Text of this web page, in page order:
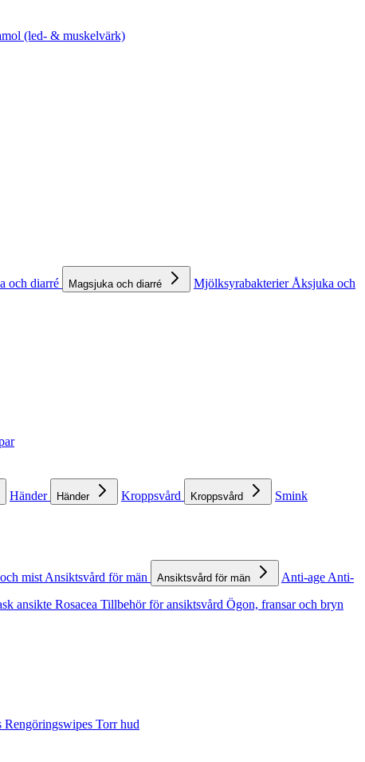
(led- & muskelvärk)
och diarré Magsjuka och diarré Mjölksyrabakterier Åksjuka och
Händer Händer Kroppsvård Kroppsvård Smink
mist Ansiktsvård för män Ansiktsvård för män Anti-age Anti-
ansikte Rosacea Tillbehör för ansiktsvård Ögon, fransar och bryn
Rengöringswipes Torr hud